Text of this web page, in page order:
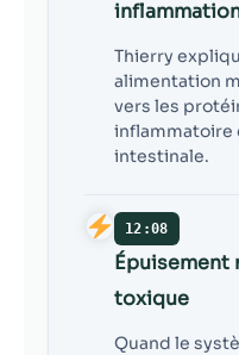
Thierry
alimentation
vers les
inflammatoire
intestinale.
12:08
Épuisement
toxique
Quand le